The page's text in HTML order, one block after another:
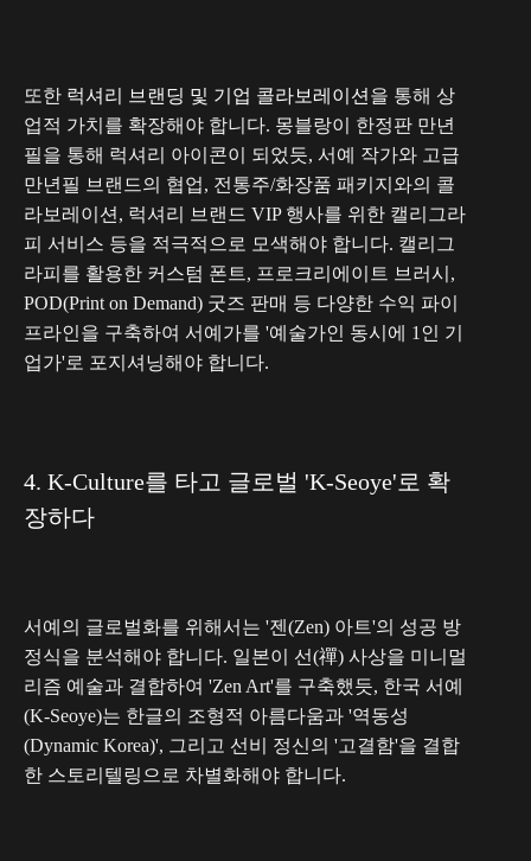
또한 럭셔리 브랜딩 및 기업 콜라보레이션 을 통해 상
업적 가치를 확장해야 합니다. 몽블랑이 한정판 만년
필을 통해 럭셔리 아이콘이 되었듯, 서예 작가와 고급
만년필 브랜드의 협업, 전통주/화장품 패키지와의 콜
라보레이션, 럭셔리 브랜드 VIP 행사를 위한 캘리그라
피 서비스 등을 적극적으로 모색해야 합니다. 캘리그
라피를 활용한 커스텀 폰트, 프로크리에이트 브러시,
POD(Print on Demand) 굿즈 판매 등 다양한 수익 파이
프라인을 구축하여 서예가를 '예술가인 동시에 1인 기
업가'로 포지셔닝해야 합니다.
4. K-Culture를 타고 글로벌 'K-Seoye'로 확
장하다
서예의 글로벌화를 위해서는 '젠(Zen) 아트'의 성공 방
정식을 분석해야 합니다. 일본이 선(禪) 사상을 미니멀
리즘 예술과 결합하여 'Zen Art'를 구축했듯, 한국 서예
(K-Seoye)는 한글의 조형적 아름다움과 '역동성
(Dynamic Korea)', 그리고 선비 정신의 '고결함'을 결합
한 스토리텔링으로 차별화해야 합니다.